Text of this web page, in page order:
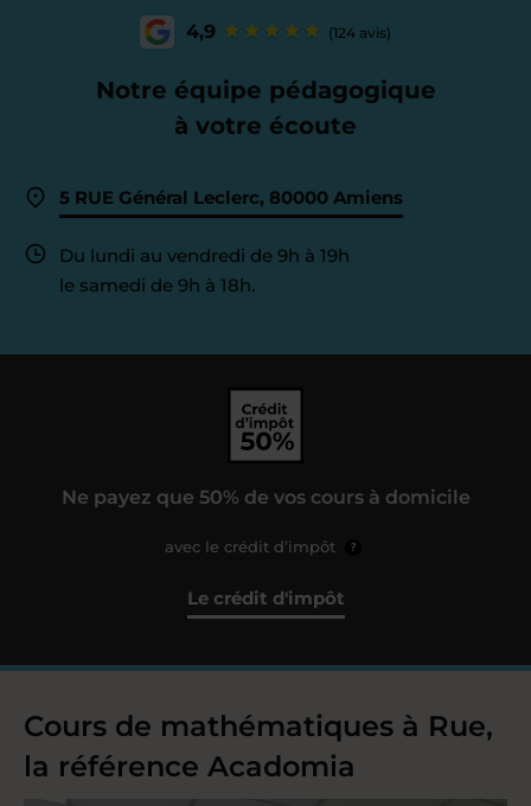
4,9 (124 avis)
Notre équipe pédagogique
à votre écoute
5 RUE Général Leclerc, 80000 Amiens
Du lundi au vendredi de 9h à 19h
le samedi de 9h à 18h.
Ne payez que 50% de vos cours à domicile
avec le crédit d’impôt ?
Le crédit d'impôt
Cours de mathématiques à Rue,
la référence Acadomia